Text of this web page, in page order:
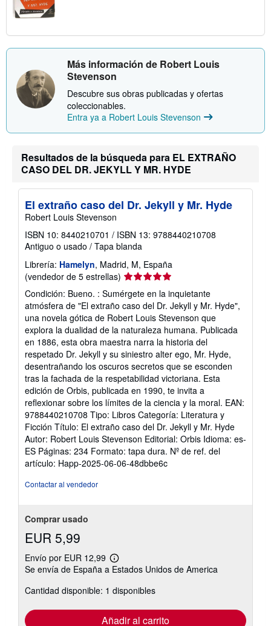
Más información de Robert Louis
Stevenson
Descubre sus obras publicadas y ofertas
coleccionables.
Entra ya a Robert Louis Stevenson
Resultados de la búsqueda para EL EXTRAÑO
CASO DEL DR. JEKYLL Y MR. HYDE
El extraño caso del Dr. Jekyll y Mr. Hyde
Robert Louis Stevenson
ISBN 10: 8440210701 / ISBN 13: 9788440210708
Antiguo o usado / Tapa blanda
Librería: Hamelyn, Madrid, M, España
(vendedor de 5 estrellas) Calificación
del
vendedor:
5
de
5
estrellas
Condición: Bueno. : Sumérgete en la inquietante
atmósfera de "El extraño caso del Dr. Jekyll y Mr. Hyde",
una novela gótica de Robert Louis Stevenson que
explora la dualidad de la naturaleza humana. Publicada
en 1886, esta obra maestra narra la historia del
respetado Dr. Jekyll y su siniestro alter ego, Mr. Hyde,
desentrañando los oscuros secretos que se esconden
tras la fachada de la respetabilidad victoriana. Esta
edición de Orbis, publicada en 1990, te invita a
reflexionar sobre los límites de la ciencia y la moral. EAN:
9788440210708 Tipo: Libros Categoría: Literatura y
Ficción Título: El extraño caso del Dr. Jekyll y Mr. Hyde
Autor: Robert Louis Stevenson Editorial: Orbis Idioma: es-
ES Páginas: 234 Formato: tapa dura. Nº de ref. del
artículo: Happ-2025-06-06-48dbbe6c
Contactar al vendedor
Comprar usado
EUR 5,99
Envío por EUR 12,99
Más
información
las
tarifas
envío
Se envía de España a Estados Unidos de America
Cantidad disponible: 1 disponibles
Añadir al carrito